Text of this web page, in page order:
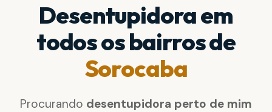
Desentupidora em
todos os bairros de
Sorocaba
Procurando desentupidora perto de mim